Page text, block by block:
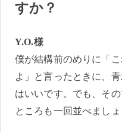
すか？
Y.O.様
僕が結構前のめりに「
よ」と言ったときに、
はいいです。でも、そ
ところも一回並べまし